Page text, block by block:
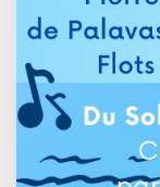
sur
l’encyclique
de
notre
Saint
Léon